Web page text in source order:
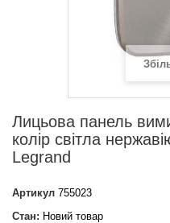
Лицьова панель
колір світла
Legrand
Артикул 755023
Стан: Новий товар